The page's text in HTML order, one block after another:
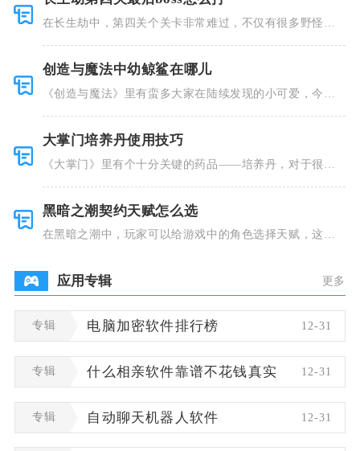
在长生劫中，第四关个关卡非常难过，不仅有很多野怪，
创造与魔法中幼鲸鲨在哪儿
《创造与魔法》里有蛮多大家在陆续发现的小可爱，今天
大掌门培养丹使用技巧
《大掌门》里有个十分关键的药品——培养丹，对于很多
黑暗之潮契约天赋怎么选
在黑暗之潮中，玩家可以给游戏中的角色选择天赋，这些
应用专辑 更多
专辑 电脑加密软件排行榜 12-31
专辑 什么相亲软件靠谱不花钱真实 12-31
专辑 自动聊天机器人软件 12-31